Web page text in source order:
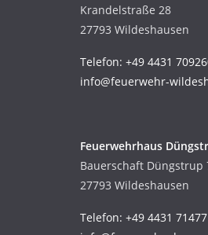
Krandelstraße 28
27793 Wildeshausen
Telefon: +49 4431
info@feuerwehr-
Feuerwehrhaus
Bauerschaft Düngstrup
27793 Wildeshausen
Telefon: +49 4431 71477